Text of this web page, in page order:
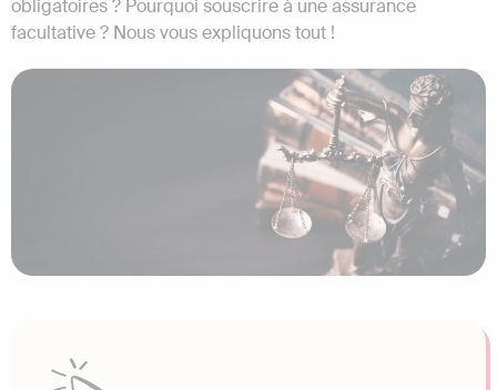
obligatoires ? Pourquoi souscrire à une assurance
facultative ? Nous vous expliquons tout !